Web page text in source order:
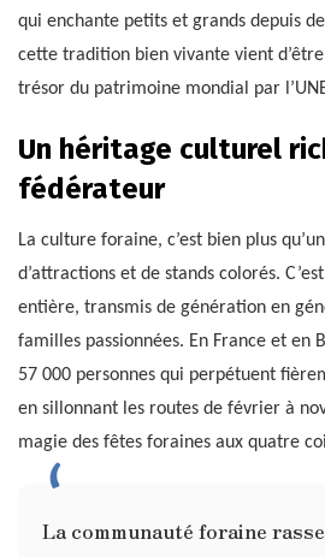
qui enchante petits et grands depuis
cette tradition bien vivante vient
trésor du patrimoine mondial par
Un héritage culturel
fédérateur
La culture foraine, c’est bien plus
d’attractions et de stands colorés.
entière, transmis de génération en
familles passionnées. En France et en
57 000 personnes qui perpétuent
en sillonnant les routes de février à
magie des fêtes foraines aux quatre
La communauté foraine